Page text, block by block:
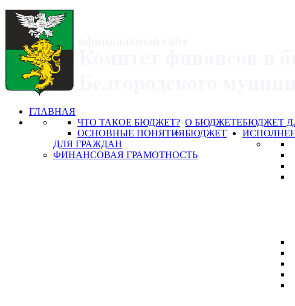
ГЛАВНАЯ
БЮДЖЕТ
О БЮДЖЕТЕ
ЧТО ТАКОЕ БЮДЖЕТ?
ОСНОВНЫЕ ПОНЯТИЯБЮДЖЕТ
ДЛЯ ГРАЖДАН
ФИНАНСОВАЯ ГРАМОТНОСТЬ